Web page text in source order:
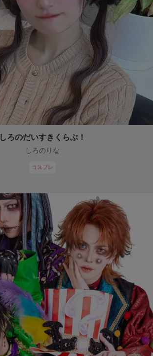
しろのだいすきくらぶ！
しろのりな
コスプレ